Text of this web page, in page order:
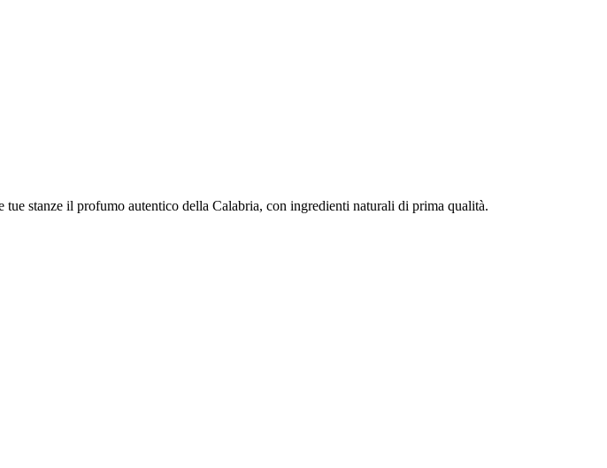
stanze il profumo autentico della Calabria, con ingredienti naturali di prima qualità.